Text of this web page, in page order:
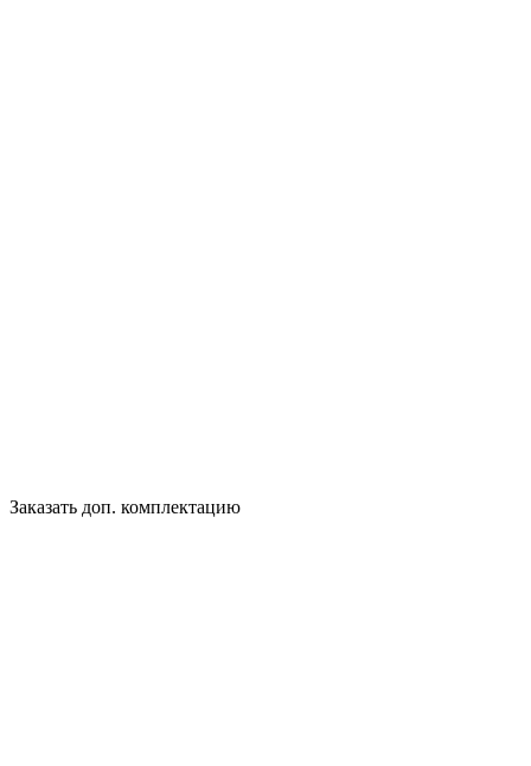
Заказать доп. комплектацию